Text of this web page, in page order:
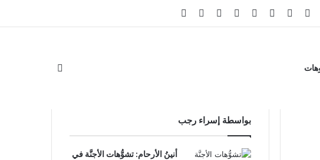
‫YouTubeانستقرام
تيلقرام ‫TikTokواتسابملخص الموقع RSS
Facebook Channel
بواسطة إسراء رجب
أنينُ الأرحام: تشوُّهات الأجنَّة في